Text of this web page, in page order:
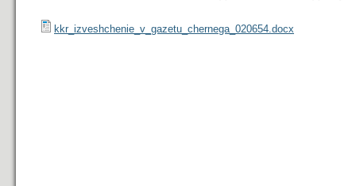
kkr_izveshchenie_v_gazetu_chernega_020654.docx